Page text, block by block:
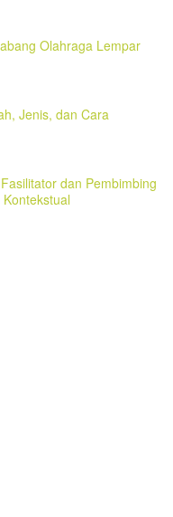
Olahraga Lempar
Jenis, dan Cara
dan Pembimbing